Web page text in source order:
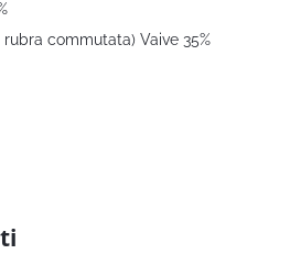
commutata) Vaive 35%